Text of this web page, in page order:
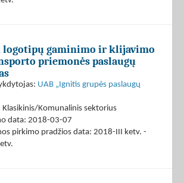
logotipų gaminimo ir klijavimo
priemonės paslaugų
UAB „Ignitis grupės paslaugų
Klasikinis/Komunalinis sektorius
data: 2018-03-07
pirkimo pradžios data: 2018-III ketv. -